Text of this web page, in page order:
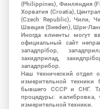
(Philippines), Финляндия
Хорватия (Croatia),
(Czech Republic), Чили,
Швеция (Sweden), Шри-
Иногда клиенты могут
официальный сайт
западпрібор,
захидприлад,
западприбор.
Наш технический отдел
измерительной
бывшего СССР и СНГ.
процедуры: калибровка,
измерительной техники.